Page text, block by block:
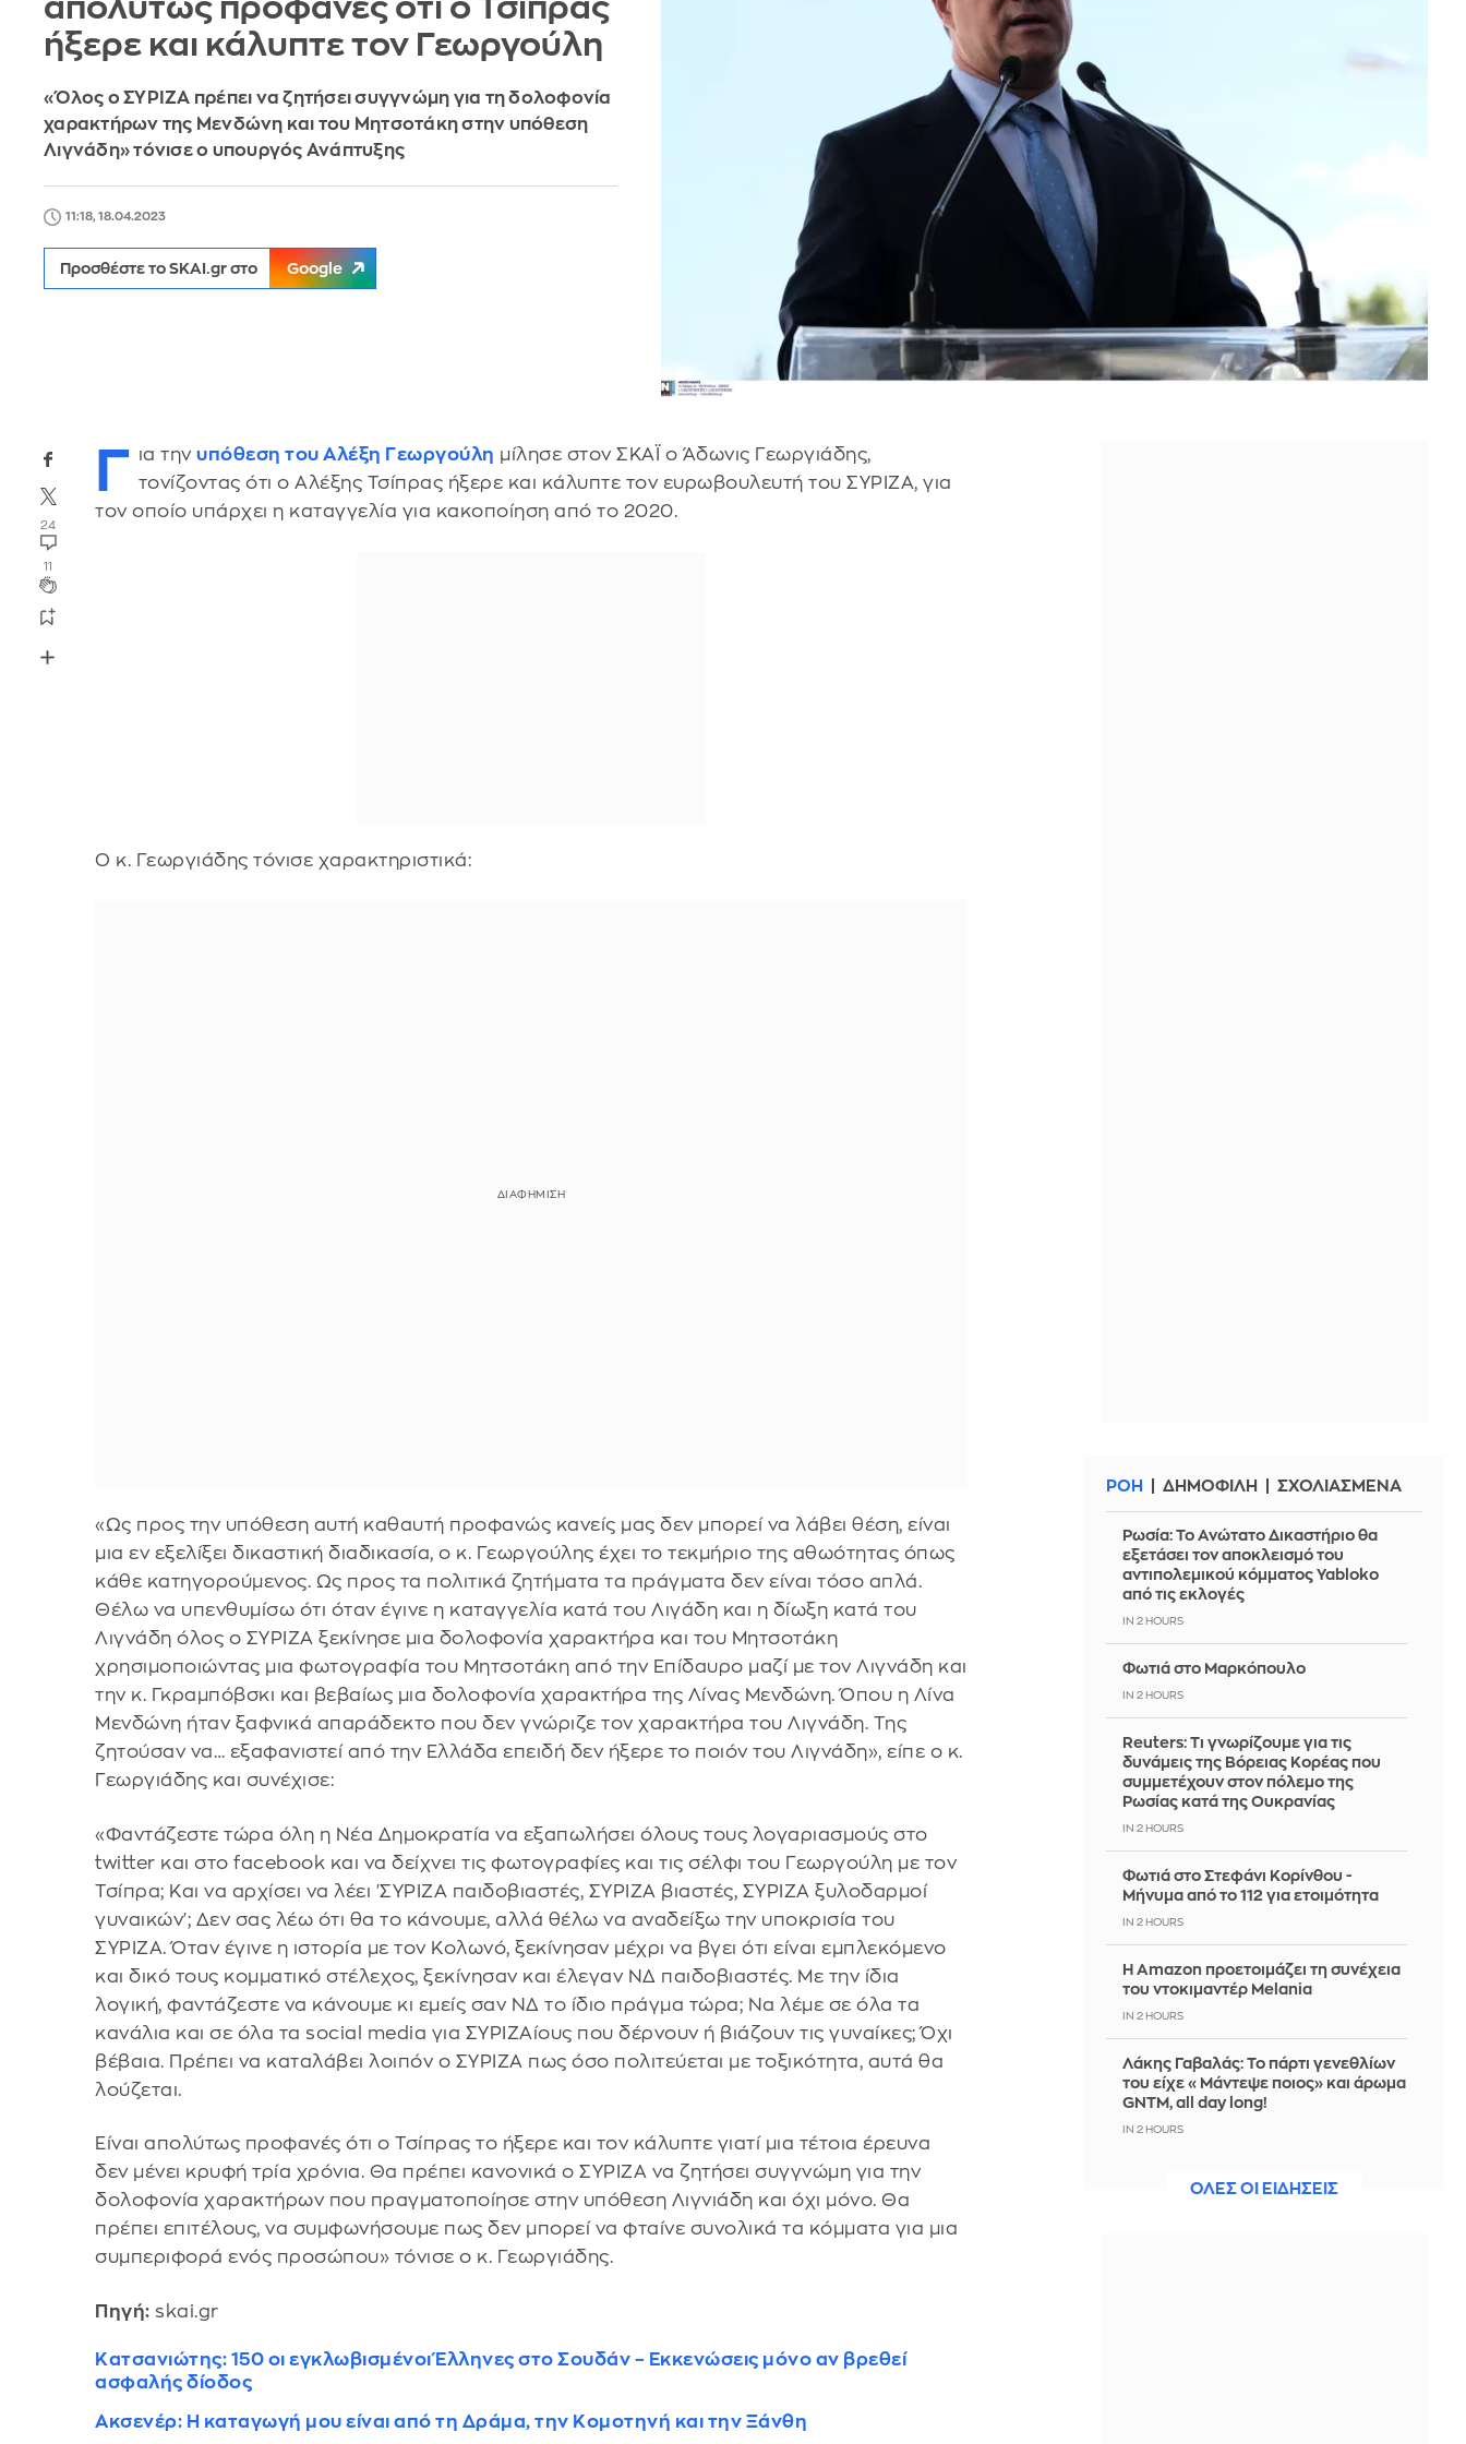
απολύτως προφανές ότι ο Τσίπρας
ήξερε και κάλυπτε τον Γεωργούλη
«Όλος ο ΣΥΡΙΖΑ πρέπει να ζητήσει συγγνώμη για τη δολοφονία
χαρακτήρων της Μενδώνη και του Μητσοτάκη στην υπόθεση
Λιγνάδη» τόνισε ο υπουργός Ανάπτυξης
11:18, 18.04.2023
Προσθέστε το SKAI.gr στο Google
24
11
Γ ια τηνυπόθεση του Αλέξη Γεωργούλη μίλησε στον ΣΚΑΪ ο Άδωνις Γεωργιάδης,
τονίζοντας ότι ο Αλέξης Τσίπρας ήξερε και κάλυπτε τον ευρωβουλευτή του ΣΥΡΙΖΑ, για
τον οποίο υπάρχει η καταγγελία για κακοποίηση από το 2020.
Ο κ. Γεωργιάδης τόνισε χαρακτηριστικά:
«Ως προς την υπόθεση αυτή καθαυτή προφανώς κανείς μας δεν μπορεί να λάβει θέση, είναι
μια εν εξελίξει δικαστική διαδικασία, ο κ. Γεωργούλης έχει το τεκμήριο της αθωότητας όπως
κάθε κατηγορούμενος. Ως προς τα πολιτικά ζητήματα τα πράγματα δεν είναι τόσο απλά.
Θέλω να υπενθυμίσω ότι όταν έγινε η καταγγελία κατά του Λιγάδη και η δίωξη κατά του
Λιγνάδη όλος ο ΣΥΡΙΖΑ ξεκίνησε μια δολοφονία χαρακτήρα και του Μητσοτάκη
χρησιμοποιώντας μια φωτογραφία του Μητσοτάκη από την Επίδαυρο μαζί με τον Λιγνάδη και
την κ. Γκραμπόβσκι και βεβαίως μια δολοφονία χαρακτήρα της Λίνας Μενδώνη. Όπου η Λίνα
Μενδώνη ήταν ξαφνικά απαράδεκτο που δεν γνώριζε τον χαρακτήρα του Λιγνάδη. Της
ζητούσαν να… εξαφανιστεί από την Ελλάδα επειδή δεν ήξερε το ποιόν του Λιγνάδη», είπε ο κ.
Γεωργιάδης και συνέχισε:
«Φαντάζεστε τώρα όλη η Νέα Δημοκρατία να εξαπωλήσει όλους τους λογαριασμούς στο
twitter και στο facebook και να δείχνει τις φωτογραφίες και τις σέλφι του Γεωργούλη με τον
Τσίπρα; Και να αρχίσει να λέει 'ΣΥΡΙΖΑ παιδοβιαστές, ΣΥΡΙΖΑ βιαστές, ΣΥΡΙΖΑ ξυλοδαρμοί
γυναικών'; Δεν σας λέω ότι θα το κάνουμε, αλλά θέλω να αναδείξω την υποκρισία του
ΣΥΡΙΖΑ. Όταν έγινε η ιστορία με τον Κολωνό, ξεκίνησαν μέχρι να βγει ότι είναι εμπλεκόμενο
και δικό τους κομματικό στέλεχος, ξεκίνησαν και έλεγαν ΝΔ παιδοβιαστές. Με την ίδια
λογική, φαντάζεστε να κάνουμε κι εμείς σαν ΝΔ το ίδιο πράγμα τώρα; Να λέμε σε όλα τα
κανάλια και σε όλα τα social media για ΣΥΡΙΖΑίους που δέρνουν ή βιάζουν τις γυναίκες; Όχι
βέβαια. Πρέπει να καταλάβει λοιπόν ο ΣΥΡΙΖΑ πως όσο πολιτεύεται με τοξικότητα, αυτά θα
λούζεται.
Είναι απολύτως προφανές ότι ο Τσίπρας το ήξερε και τον κάλυπτε γιατί μια τέτοια έρευνα
δεν μένει κρυφή τρία χρόνια. Θα πρέπει κανονικά ο ΣΥΡΙΖΑ να ζητήσει συγγνώμη για την
δολοφονία χαρακτήρων που πραγματοποίησε στην υπόθεση Λιγνιάδη και όχι μόνο. Θα
πρέπει επιτέλους, να συμφωνήσουμε πως δεν μπορεί να φταίνε συνολικά τα κόμματα για μια
συμπεριφορά ενός προσώπου» τόνισε ο κ. Γεωργιάδης.
Πηγή: skai.gr
Κατσανιώτης: 150 οι εγκλωβισμένοι Έλληνες στο Σουδάν – Εκκενώσεις μόνο αν βρεθεί
ασφαλής δίοδος
Ακσενέρ: Η καταγωγή μου είναι από τη Δράμα, την Κομοτηνή και την Ξάνθη
ΡΟΗ ΔΗΜΟΦΙΛΗ ΣΧΟΛΙΑΣΜΕΝΑ
Ρωσία: Το Ανώτατο Δικαστήριο θα
εξετάσει τον αποκλεισμό του
αντιπολεμικού κόμματος Yabloko
από τις εκλογές
IN 2 HOURS
Φωτιά στο Μαρκόπουλο
IN 2 HOURS
Reuters: Τι γνωρίζουμε για τις
δυνάμεις της Βόρειας Κορέας που
συμμετέχουν στον πόλεμο της
Ρωσίας κατά της Ουκρανίας
IN 2 HOURS
Φωτιά στο Στεφάνι Κορίνθου -
Μήνυμα από το 112 για ετοιμότητα
IN 2 HOURS
Η Amazon προετοιμάζει τη συνέχεια
του ντοκιμαντέρ Melania
IN 2 HOURS
Λάκης Γαβαλάς: Το πάρτι γενεθλίων
του είχε «Μάντεψε ποιος» και άρωμα
GNTM, all day long!
IN 2 HOURS
Πέντε αεροσκάφη και ένα
ΟΛΕΣ ΟΙ ΕΙΔΗΣΕΙΣ